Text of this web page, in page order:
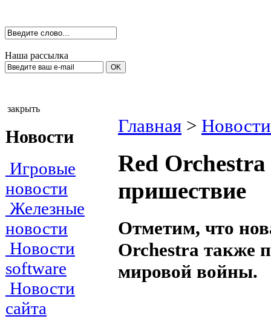
Наша рассылка
закрыть
Новости
Игровые
новости
Железные
новости
Новости
software
Новости
сайта
Главная >
Red
пришествие
Отметим, что
Orchestra также
мировой войны.